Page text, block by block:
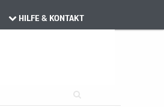
HILFE & KONTAKT